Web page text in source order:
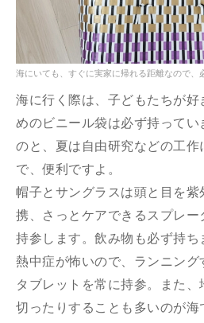
海にいても、すぐに実家に帰れる距離なので、
海に行く際は、子どもたちが好
めのビニール袋は必ず持ってい
のと、夏は自由研究などの工作
で、便利ですよ。
帽子とサングラスは頭と目を
携、さっとケアできるスプレー
持参します。飲み物も必ず持ち
熱中症が怖いので、ランニング
タブレットを常に持参。また
切ったりすることも多いのが海